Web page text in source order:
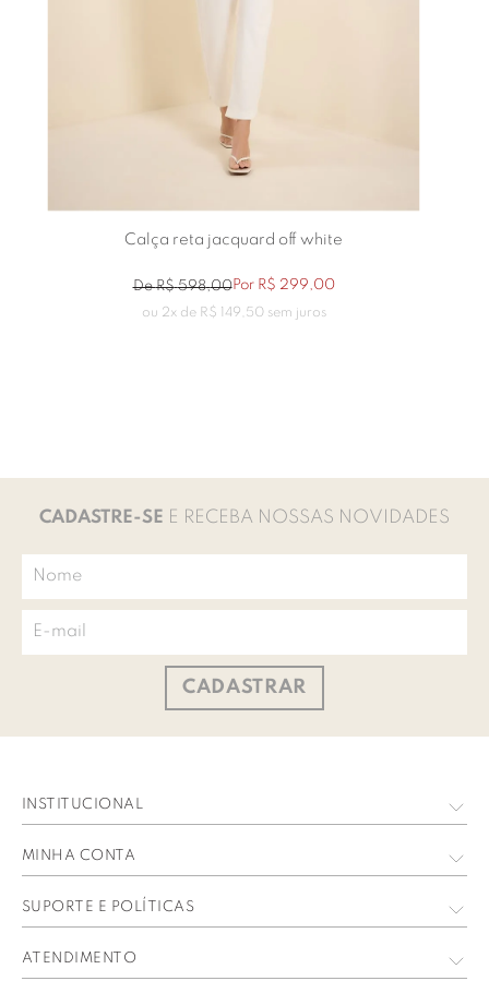
Calça reta jacquard off white
DeR$ 598,00Por R$ 299,00
ou 2x de R$ 149 50sem juros
CADASTRE-SE E RECEBA NOSSAS NOVIDADES
CADASTRAR
INSTITUCIONAL
Quem Somos
MINHA CONTA
Meus Dados
SUPORTE E POLÍTICAS
Política de privacidade
ATENDIMENTO